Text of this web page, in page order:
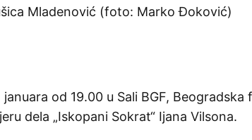
januara od 19.00 u Sali BGF,
dela „Iskopani Sokrat“ Ijana Vilsona.